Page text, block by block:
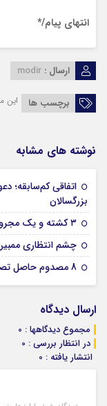
انتهای پیام/*
ارسال : modir
برچسب ها این
نوشته های مشابه
بزرگسالان
۳ کشته و یک مجروح وخیم حاصل تصادف شبانه در ایذه
چشم انتظاری ممبین 2026 | عکاس: وحید
8 مصدوم حاصل تصادف در جاده سوسن
ارسال دیدگاه
مجموع دیدگاهها : 0
در انتظار بررسی : 0
انتشار یافته : 0